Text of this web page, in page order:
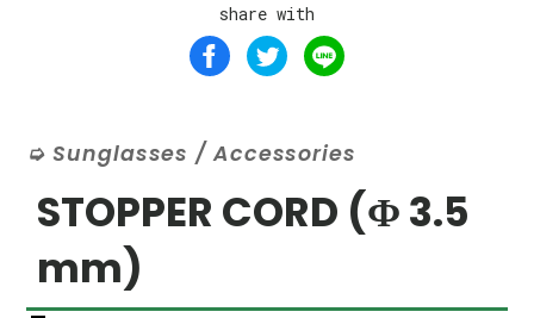
share with
Sunglasses / Accessories
STOPPER CORD (Φ 3.5
mm)